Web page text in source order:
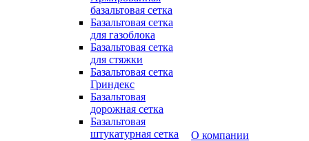
базальтовая сетка
Базальтовая сетка
для газоблока
Базальтовая сетка
для стяжки
Базальтовая сетка
Гриндекс
Базальтовая
дорожная сетка
Базальтовая
штукатурная сетка
О компании